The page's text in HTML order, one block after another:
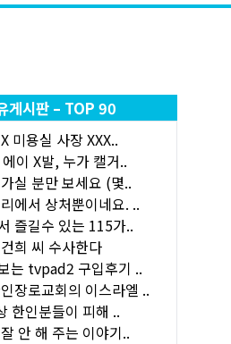
게시판 – TOP 90
미용실 사장 XXX..
이 X발, 누가 캘거..
실 분만 보세요 (몇..
에서 상처뿐이네요. ..
즐길수 있는 115가..
희 씨 수사한다
는 tvpad2 구입후기 ..
장로교회의 이스라엘 ..
한인분들이 피해 ..
안 해 주는 이야기..